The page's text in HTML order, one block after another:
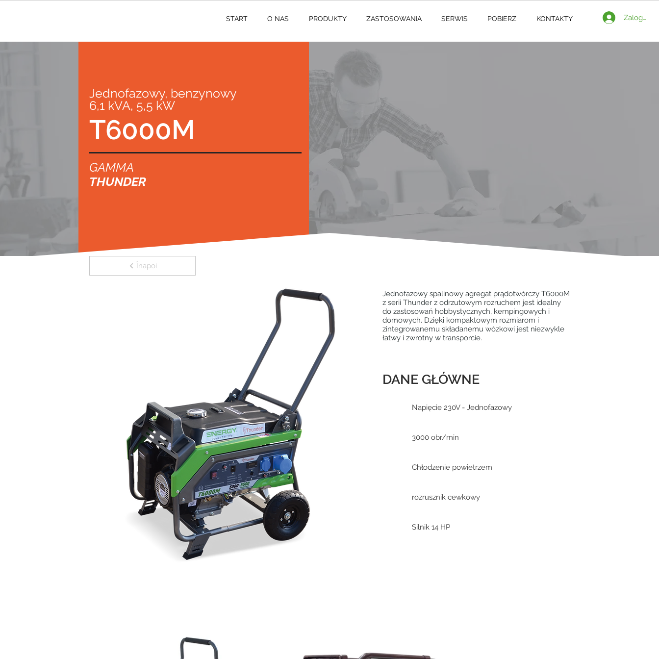
START O NAS PRODUKTY ZASTOSOWANIA SERWIS POBIERZ KONTAKTY Zaloguj
Jednofazowy, benzynowy
6,1 kVA, 5,5 kW
T6000M
GAMMA
THUNDER
Înapoi
Jednofazowy spalinowy agregat prądotwórczy T6000M
z serii Thunder z odrzutowym rozruchem jest idealny
do zastosowań hobbystycznych, kempingowych i
domowych. Dzięki kompaktowym rozmiarom i
zintegrowanemu składanemu wózkowi jest niezwykle
łatwy i zwrotny w transporcie.
DANE GŁÓWNE
Napięcie 230V - Jednofazowy
3000 obr/min
Chłodzenie powietrzem
rozrusznik cewkowy
Silnik 14 HP